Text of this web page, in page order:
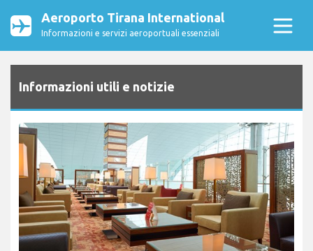
Aeroporto Tirana International
Informazioni e servizi aeroportuali essenziali
Informazioni utili e notizie